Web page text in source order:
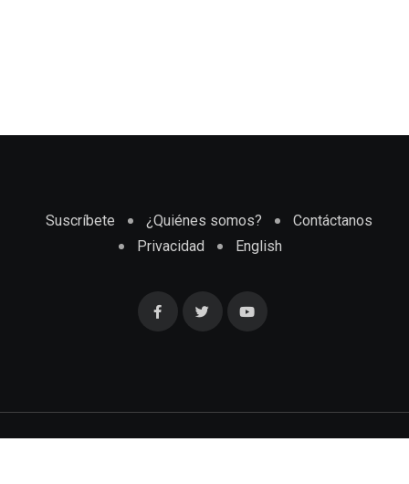
Suscríbete ¿Quiénes somos?
Contáctanos
Privacidad
English